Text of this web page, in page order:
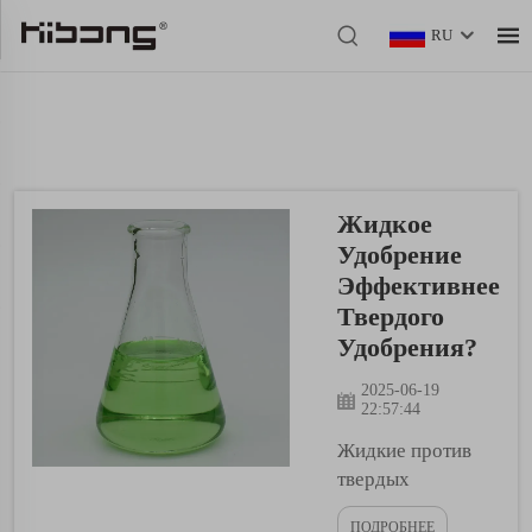
RU
Жидкое
Удобрение
Эффективнее
Твердого
Удобрения?
2025-06-19
22:57:44
Жидкие против
твердых
удобрений. С
ПОДРОБНЕЕ